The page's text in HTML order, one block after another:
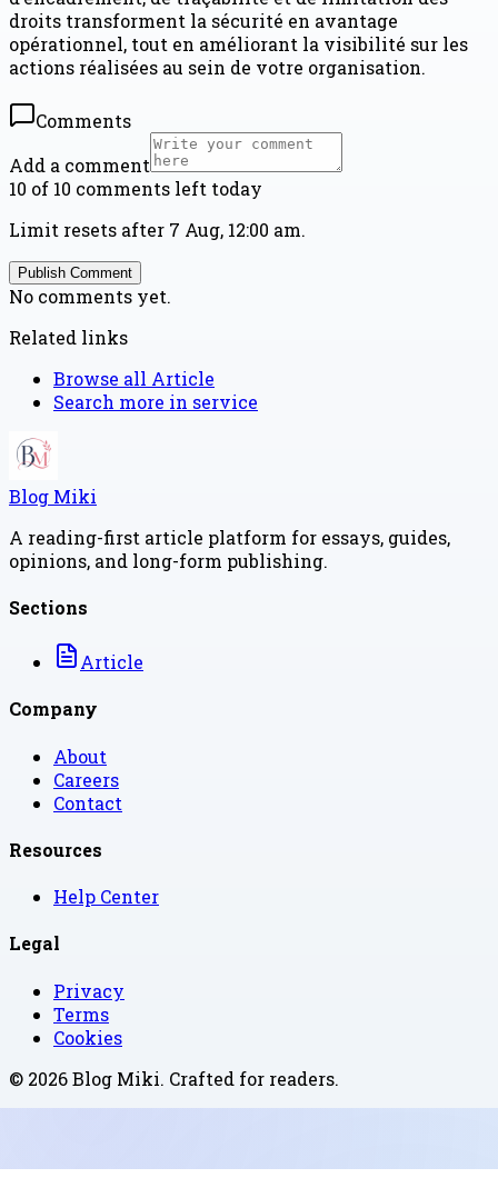
droits transforment la sécurité en avantage
opérationnel, tout en améliorant la visibilité sur les
actions réalisées au sein de votre organisation.
Comments
Add a comment
10 of 10 comments left today
Limit resets after 7 Aug, 12:00 am.
Publish Comment
No comments yet.
Related links
Browse all Article
Search more in service
Blog Miki
A reading-first article platform for essays, guides,
opinions, and long-form publishing.
Sections
Article
Company
About
Careers
Contact
Resources
Help Center
Legal
Privacy
Terms
Cookies
© 2026Blog Miki. Crafted for readers.